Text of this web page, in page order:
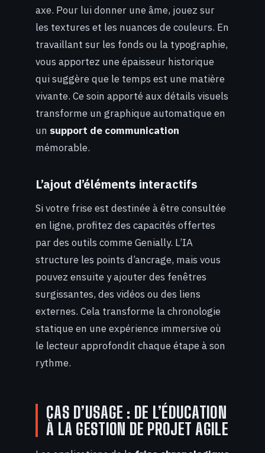
axe. Pour lui donner une âme, jouez sur
les textures et les nuances de couleurs. En
travaillant sur les fonds ou la typographie,
vous apportez une épaisseur historique
qui suggère que le temps est une matière
vivante. Ce soin apporté aux détails visuels
transforme un graphique automatique en
un support de communication
mémorable.
L’ajout d’éléments interactifs
Si votre frise est destinée à être consultée
en ligne, profitez des capacités offertes
par des outils comme Genially. L’IA
structure les points d’ancrage, mais vous
pouvez ensuite y ajouter des fenêtres
surgissantes, des vidéos ou des liens
externes. Cela transforme la chronologie
statique en une expérience immersive où
le lecteur approfondit chaque étape à son
rythme.
CAS D’USAGE : DE L’ÉDUCATION
À LA GESTION DE PROJET AGILE